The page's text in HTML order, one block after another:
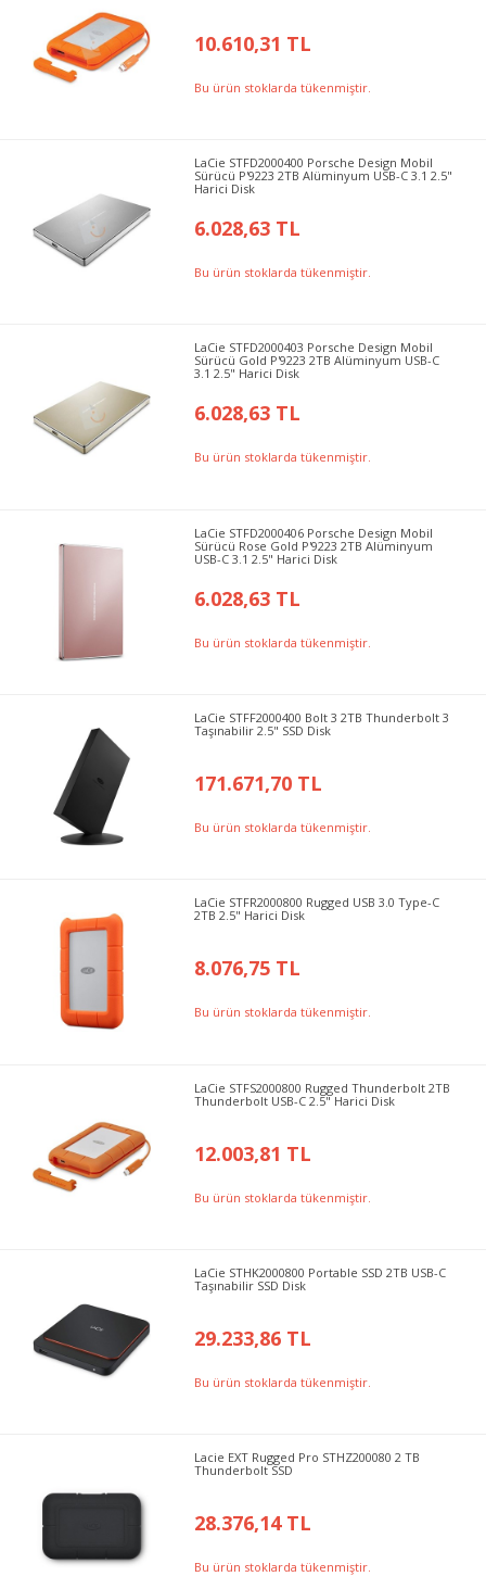
10.610,31 TL
Bu ürün stoklarda tükenmiştir.
LaCie STFD2000400 Porsche Design Mobil
Sürücü P'9223 2TB Alüminyum USB-C 3.1 2.5"
Harici Disk
6.028,63 TL
Bu ürün stoklarda tükenmiştir.
LaCie STFD2000403 Porsche Design Mobil
Sürücü Gold P'9223 2TB Alüminyum USB-C
3.1 2.5" Harici Disk
6.028,63 TL
Bu ürün stoklarda tükenmiştir.
LaCie STFD2000406 Porsche Design Mobil
Sürücü Rose Gold P'9223 2TB Alüminyum
USB-C 3.1 2.5" Harici Disk
6.028,63 TL
Bu ürün stoklarda tükenmiştir.
LaCie STFF2000400 Bolt 3 2TB Thunderbolt 3
Taşınabilir 2.5" SSD Disk
171.671,70 TL
Bu ürün stoklarda tükenmiştir.
LaCie STFR2000800 Rugged USB 3.0 Type-C
2TB 2.5" Harici Disk
8.076,75 TL
Bu ürün stoklarda tükenmiştir.
LaCie STFS2000800 Rugged Thunderbolt 2TB
Thunderbolt USB-C 2.5" Harici Disk
12.003,81 TL
Bu ürün stoklarda tükenmiştir.
LaCie STHK2000800 Portable SSD 2TB USB-C
Taşınabilir SSD Disk
29.233,86 TL
Bu ürün stoklarda tükenmiştir.
Lacie EXT Rugged Pro STHZ200080 2 TB
Thunderbolt SSD
28.376,14 TL
Bu ürün stoklarda tükenmiştir.